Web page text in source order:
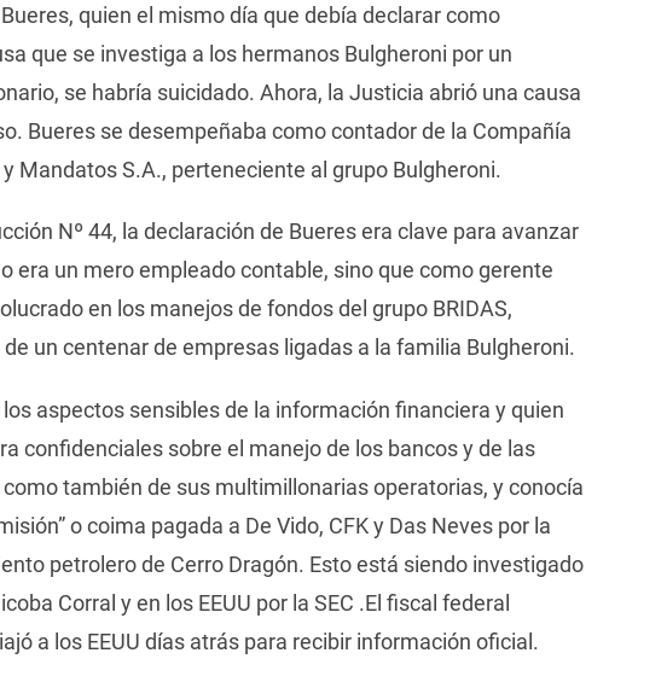
quien el mismo día que debía declarar como
que se investiga a los hermanos Bulgheroni por un
se habría suicidado. Ahora, la Justicia abrió una causa
Bueres se desempeñaba como contador de la Compañía
Mandatos S.A., perteneciente al grupo Bulgheroni.
Nº 44, la declaración de Bueres era clave para avanzar
era un mero empleado contable, sino que como gerente
en los manejos de fondos del grupo BRIDAS,
de un centenar de empresas ligadas a la familia Bulgheroni.
aspectos sensibles de la información financiera y quien
confidenciales sobre el manejo de los bancos y de las
también de sus multimillonarias operatorias, y conocía
o coima pagada a De Vido, CFK y Das Neves por la
petrolero de Cerro Dragón. Esto está siendo investigado
Corral y en los EEUU por la SEC .El fiscal federal
a los EEUU días atrás para recibir información oficial.